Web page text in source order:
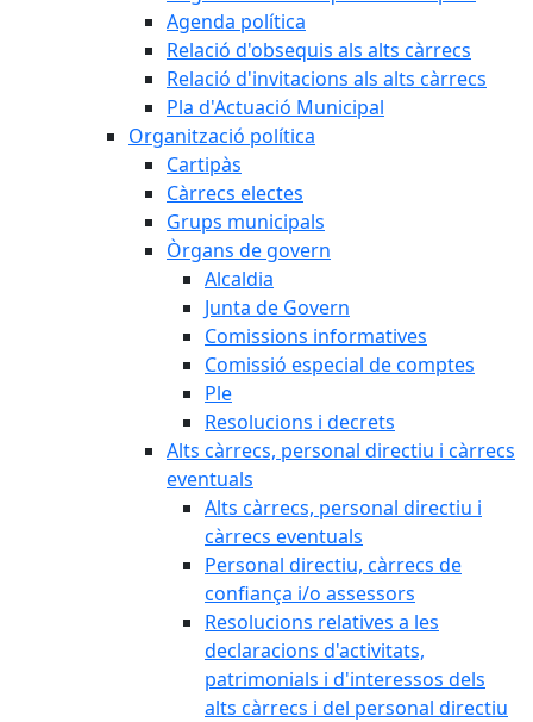
Agenda política
Relació d'obsequis als alts càrrecs
Relació d'invitacions als alts càrrecs
Pla d'Actuació Municipal
Organització política
Cartipàs
Càrrecs electes
Grups municipals
Òrgans de govern
Alcaldia
Junta de Govern
Comissions informatives
Comissió especial de comptes
Ple
Resolucions i decrets
Alts càrrecs, personal directiu i càrrecs
eventuals
Alts càrrecs, personal directiu i
càrrecs eventuals
Personal directiu, càrrecs de
confiança i/o assessors
Resolucions relatives a les
declaracions d'activitats,
patrimonials i d'interessos dels
alts càrrecs i del personal directiu